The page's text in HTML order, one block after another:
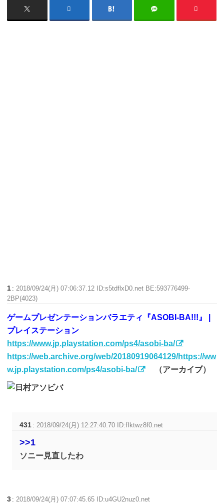
1 : 2018/09/24(月) 07:06:37.12 ID:s5tdflxD0.net BE:593776499-
2BP(4023)
ゲームプレゼンテーションバラエティ『ASOBI-BA!!!』 |
プレイステーション
https://www.jp.playstation.com/ps4/asobi-ba/
https://web.archive.org/web/20180919064129/https://ww
w.jp.playstation.com/ps4/asobi-ba/
（アーカイブ）
431 :2018/09/24(月) 12:27:40.70 ID:fIktwz8f0.net
>>1
ソニー見直したわ
3 :2018/09/24(月) 07:07:45.65 ID:u4GU2nuz0.net